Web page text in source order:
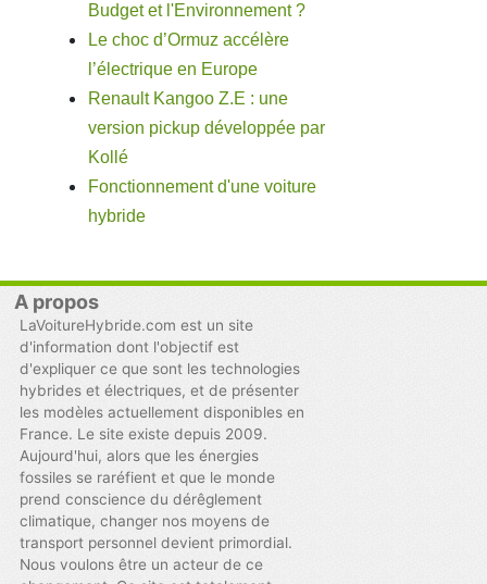
Budget et l'Environnement ?
Le choc d’Ormuz accélère
l’électrique en Europe
Renault Kangoo Z.E : une
version pickup développée par
Kollé
Fonctionnement d'une voiture
hybride
A propos
LaVoitureHybride.com est un site
d'information dont l'objectif est
d'expliquer ce que sont les technologies
hybrides et électriques, et de présenter
les modèles actuellement disponibles en
France. Le site existe depuis 2009.
Aujourd'hui, alors que les énergies
fossiles se raréfient et que le monde
prend conscience du dérêglement
climatique, changer nos moyens de
transport personnel devient primordial.
Nous voulons être un acteur de ce